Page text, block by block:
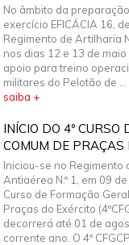
No âmbito da
exercício EFICÁCIA 16,
Regimento de Artilharia
nos dias 12 e 13 de
apoio para treino
militares do Pelotão de ...
saiba +
INÍCIO DO 4º CURSO
COMUM DE PRAÇAS
Iniciou-se no Regimento
Antiaérea N.º 1, em 09 de
Curso de Formação
Praças do Exército
decorrerá até 01 de
corrente ano. O 4º